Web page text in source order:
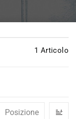
1 Articolo